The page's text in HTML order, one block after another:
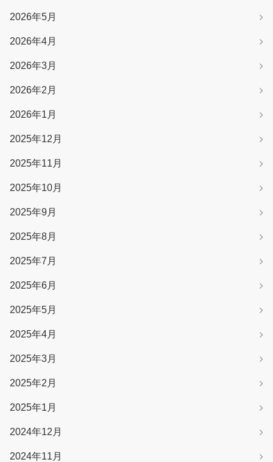
2026年5月
2026年4月
2026年3月
2026年2月
2026年1月
2025年12月
2025年11月
2025年10月
2025年9月
2025年8月
2025年7月
2025年6月
2025年5月
2025年4月
2025年3月
2025年2月
2025年1月
2024年12月
2024年11月